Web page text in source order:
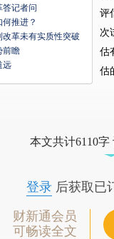
答记者问
推进？
革未有实质性突破
前瞻
远
评
次
估
估
本文共计6110
登录后获取已
财新通会员
可畅读全文